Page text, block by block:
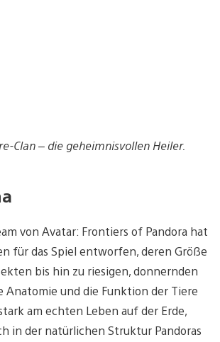
Clan – die geheimnisvollen Heiler.
von Avatar: Frontiers of Pandora hat
für das Spiel entworfen, deren Größe
bis hin zu riesigen, donnernden
Anatomie und die Funktion der Tiere
am echten Leben auf der Erde,
in der natürlichen Struktur Pandoras